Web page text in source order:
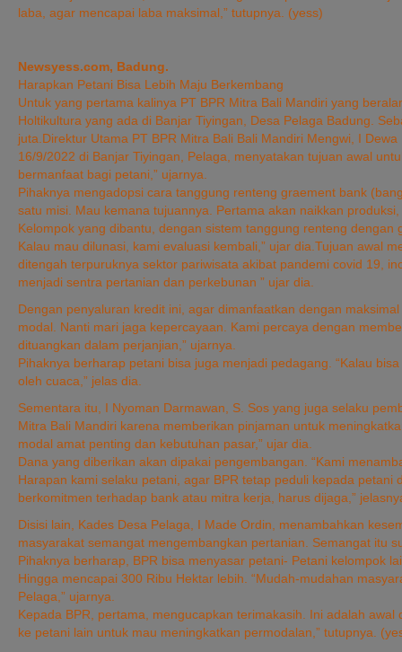
laba, agar mencapai laba maksimal,” tutupnya. (yess)
Newsyess.com, Badung.
Harapkan Petani Bisa Lebih Maju Berkembang
Untuk yang pertama kalinya PT BPR Mitra Bali Mandiri yang
Holtikultura yang ada di Banjar Tiyingan, Desa Pelaga Badung.
juta.Direktur Utama PT BPR Mitra Bali Bali Mandiri Mengwi, I
16/9/2022 di Banjar Tiyingan, Pelaga, menyatakan tujuan awal
bermanfaat bagi petani,” ujarnya.
Pihaknya mengadopsi cara tanggung renteng graement bank
satu misi. Mau kemana tujuannya. Pertama akan naikkan
Kelompok yang dibantu, dengan sistem tanggung renteng
Kalau mau dilunasi, kami evaluasi kembali,” ujar dia.Tujuan awal
ditengah terpuruknya sektor pariwisata akibat pandemi covid 19,
menjadi sentra pertanian dan perkebunan ” ujar dia.
Dengan penyaluran kredit ini, agar dimanfaatkan dengan
modal. Nanti mari jaga kepercayaan. Kami percaya dengan
dituangkan dalam perjanjian,” ujarnya.
Pihaknya berharap petani bisa juga menjadi pedagang. “Kalau
oleh cuaca,” jelas dia.
Sementara itu, I Nyoman Darmawan, S. Sos yang juga selaku
Mitra Bali Mandiri karena memberikan pinjaman untuk
modal amat penting dan kebutuhan pasar,” ujar dia.
Dana yang diberikan akan dipakai pengembangan. “Kami
Harapan kami selaku petani, agar BPR tetap peduli kepada
berkomitmen terhadap bank atau mitra kerja, harus dijaga,”
Disisi lain, Kades Desa Pelaga, I Made Ordin, menambahkan
masyarakat semangat mengembangkan pertanian. Semangat itu
Pihaknya berharap, BPR bisa menyasar petani- Petani kelompok
Hingga mencapai 300 Ribu Hektar lebih. “Mudah-mudahan
Pelaga,” ujarnya.
Kepada BPR, pertama, mengucapkan terimakasih. Ini adalah
ke petani lain untuk mau meningkatkan permodalan,” tutupnya.